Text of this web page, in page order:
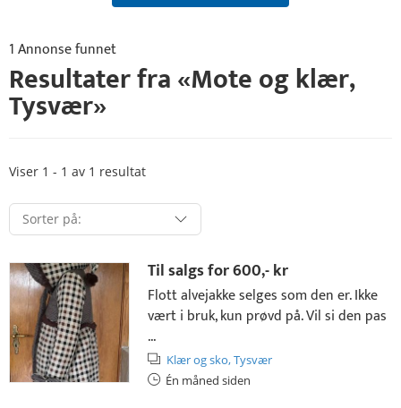
1 Annonse funnet
Resultater fra «Mote og klær,
Tysvær»
Viser 1 - 1 av 1 resultat
Til salgs for600,- kr
Flott alvejakke selges som den er. Ikke
vært i bruk, kun prøvd på. Vil si den pas
...
Klær og sko,Tysvær
Én måned siden